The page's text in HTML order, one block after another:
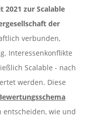
2021 zur Scalable
der
verbunden,
Interessenkonflikte
Scalable - nach
werden. Diese
entscheiden, wie und